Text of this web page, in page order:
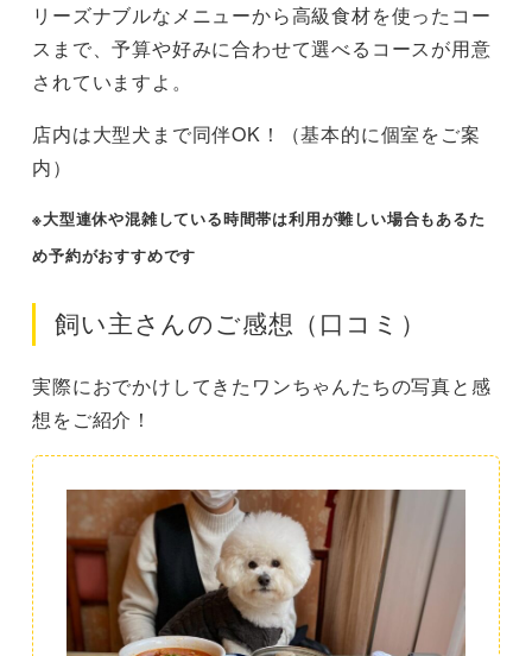
リーズナブルなメニューから高級食材を使ったコー
スまで、予算や好みに合わせて選べるコースが用意
されていますよ。
店内は大型犬まで同伴OK！（基本的に個室をご案
内）
※大型連休や混雑している時間帯は利用が難しい場合もあるた
め予約がおすすめです
飼い主さんのご感想（口コミ）
実際におでかけしてきたワンちゃんたちの写真と感
想をご紹介！